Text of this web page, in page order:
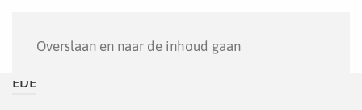
Overslaan en naar de inhoud gaan
EDE